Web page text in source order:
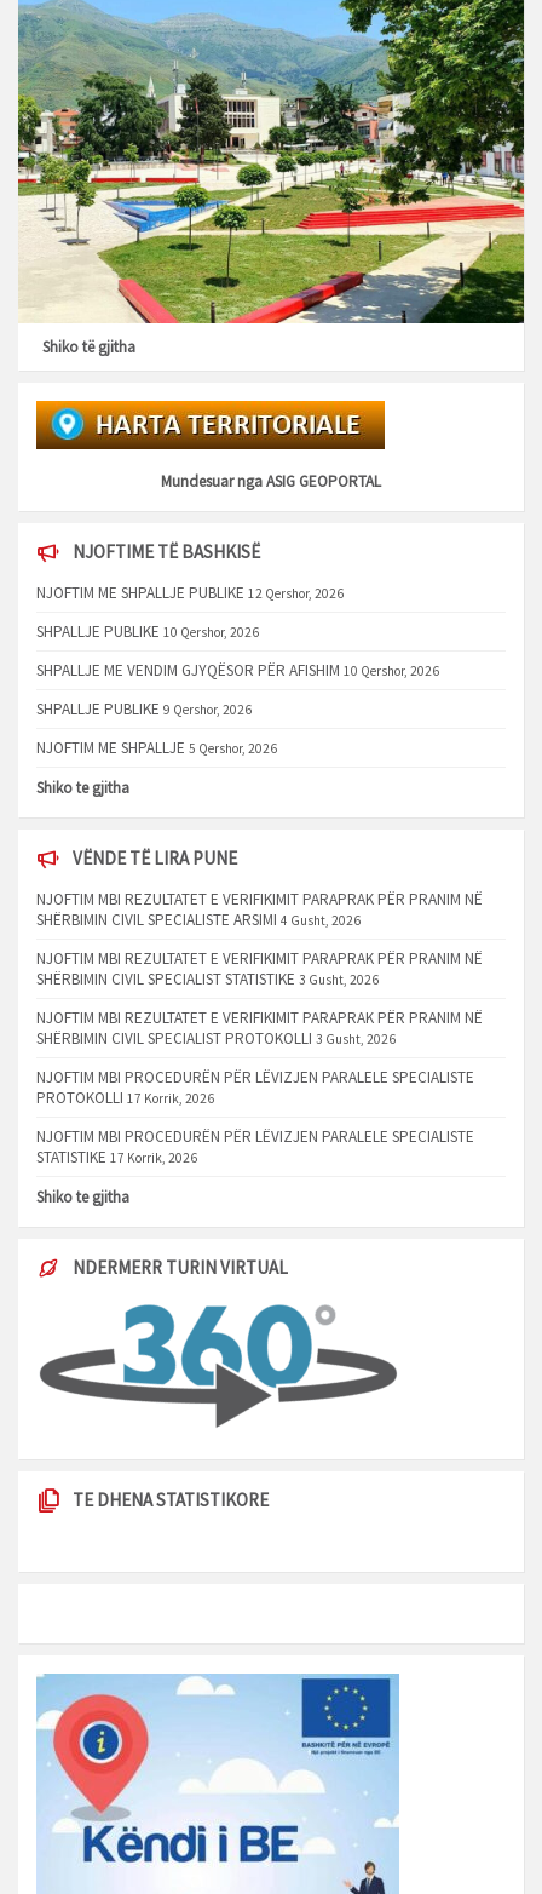
Shiko të gjitha
Mundesuar ngaASIG GEOPORTAL
NJOFTIME TË BASHKISË
NJOFTIM ME SHPALLJE PUBLIKE 12 Qershor, 2026
SHPALLJE PUBLIKE 10 Qershor, 2026
SHPALLJE ME VENDIM GJYQËSOR PËR AFISHIM 10 Qershor, 2026
SHPALLJE PUBLIKE 9 Qershor, 2026
NJOFTIM ME SHPALLJE 5 Qershor, 2026
Shiko te gjitha
VËNDE TË LIRA PUNE
NJOFTIM MBI REZULTATET E VERIFIKIMIT PARAPRAK PËR PRANIM NË
SHËRBIMIN CIVIL SPECIALISTE ARSIMI 4 Gusht, 2026
NJOFTIM MBI REZULTATET E VERIFIKIMIT PARAPRAK PËR PRANIM NË
SHËRBIMIN CIVIL SPECIALIST STATISTIKE 3 Gusht, 2026
NJOFTIM MBI REZULTATET E VERIFIKIMIT PARAPRAK PËR PRANIM NË
SHËRBIMIN CIVIL SPECIALIST PROTOKOLLI 3 Gusht, 2026
NJOFTIM MBI PROCEDURËN PËR LËVIZJEN PARALELE SPECIALISTE
PROTOKOLLI 17 Korrik, 2026
NJOFTIM MBI PROCEDURËN PËR LËVIZJEN PARALELE SPECIALISTE
STATISTIKE 17 Korrik, 2026
Shiko te gjitha
NDERMERR TURIN VIRTUAL
TE DHENA STATISTIKORE